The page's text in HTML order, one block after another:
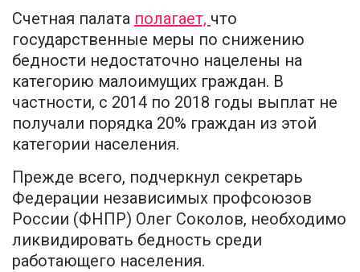
Счетная палата полагает, что
государственные меры по снижению
бедности недостаточно нацелены на
категорию малоимущих граждан. В
частности, с 2014 по 2018 годы выплат не
получали порядка 20% граждан из этой
категории населения.
Прежде всего, подчеркнул секретарь
Федерации независимых профсоюзов
России (ФНПР) Олег Соколов, необходимо
ликвидировать бедность среди
работающего населения.